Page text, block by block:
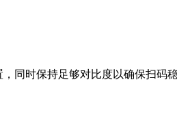
同时保持足够对比度以确保扫码稳